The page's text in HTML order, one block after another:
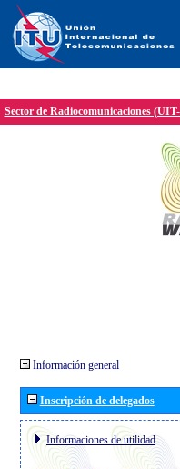
Sector de Radiocomunicaciones
Información general
Inscripción de delegados
Informaciones de utilidad